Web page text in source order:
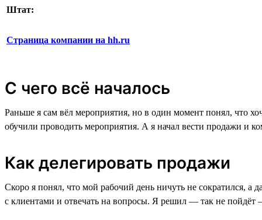
Штат:
Страница компании на hh.ru
С чего всё началось
Раньше я сам вёл мероприятия, но в один момент понял, что
обучили проводить мероприятия. А я начал вести продажи и
Как делегировать продажи
Скоро я понял, что мой рабочий день ничуть не сократился, а
с клиентами и отвечать на вопросы. Я решил — так не